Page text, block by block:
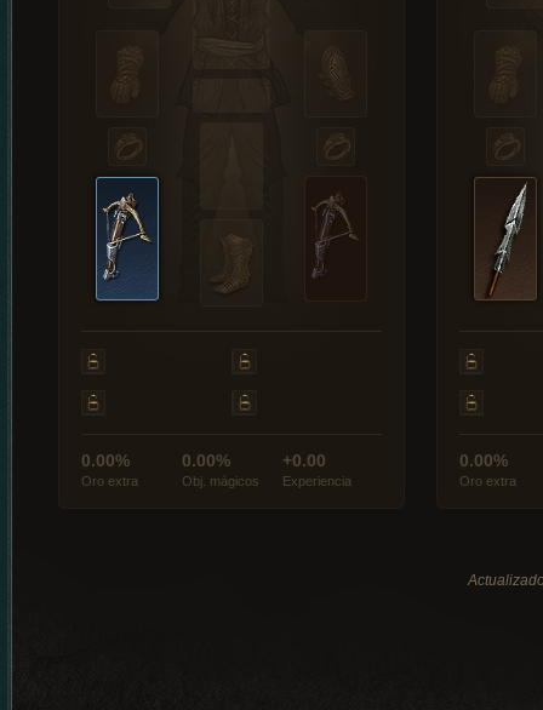
0.00%
Oro extra
0.00%
Obj. mágicos
+0.00
Experiencia
0.00%
Oro extra